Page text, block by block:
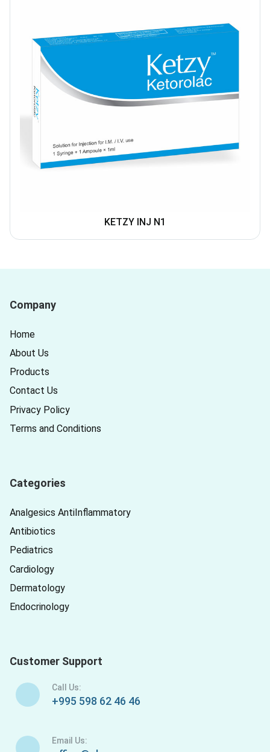
KETZY INJ N1
Company
Home
About Us
Products
Contact Us
Privacy Policy
Terms and Conditions
Categories
Analgesics AntiInflammatory
Antibiotics
Pediatrics
Cardiology
Dermatology
Endocrinology
Customer Support
Call Us:
+995 598 62 46 46
Email Us: